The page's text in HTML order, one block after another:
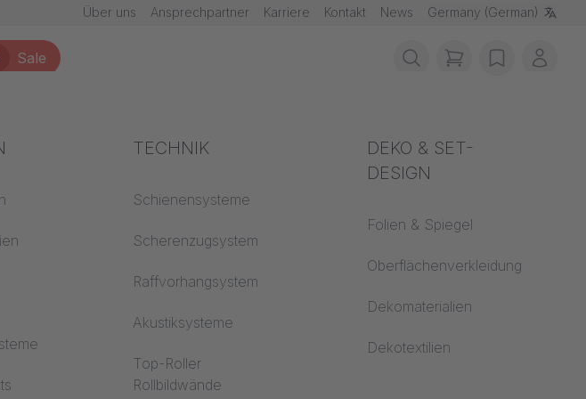
Über uns Ansprechpartner Karriere Kontakt News Germany (German)
Brandschutz
Baustoffklassen
Trevira CS
Akustik
TECHNIK
Schienensysteme
Scherenzugsystem
Raffvorhangsystem
Akustiksysteme
Top-Roller
Rollbildwände
DEKO & SET-
DESIGN
Folien & Spiegel
Oberflächenverkleidung
Dekomaterialien
Dekotextilien
Sale
items in cart,
wishlistMein
OPTIBLACK 2.2